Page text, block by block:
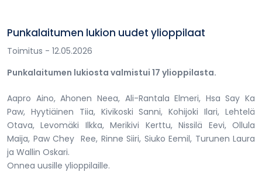
Punkalaitumen lukion uudet ylioppilaat
Toimitus - 12.05.2026
Punkalaitumen lukiosta valmistui 17 ylioppilasta.
Aapro Aino, Ahonen Neea, Ali-Rantala Elmeri, Hsa Say Ka
Paw, Hyytiäinen Tiia, Kivikoski Sanni,Kohijoki Ilari,Lehtelä
Otava,Levomäki Ilkka, Merikivi Kerttu,Nissilä Eevi,Ollula
Maija, Paw Chey Ree, Rinne Siiri, Siuko Eemil, Turunen Laura
ja Wallin Oskari.
Onnea uusille ylioppilaille.